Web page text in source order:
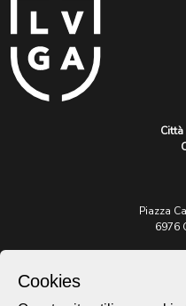
Piazza
6976
Cookies